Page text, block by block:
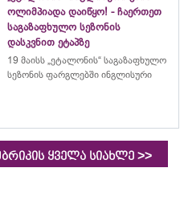
ოლიმპიადა დაიწყო! - ჩაერთეთ
საგაზაფხულო სეზონის
დასკვნით ეტაპზე
19 მაისს „ეტალონის“ საგაზაფხულო
სეზონის ფარგლებში ინგლისური
ყველა სიახლე >>